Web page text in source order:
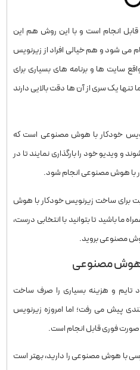
انجام است و با این روش هم این
می شود و هم خیالی افراد از زیرنویس
سایت ها و برنامه های بسیاری برای
یک سری از آن ها دقت بالایی دارند
خودکار با هوش مصنوعی است که
و ویدیو خود را بارگذاری نمایند تا در
با هوش مصنوعی انجام شود.
برای ساخت زیرنویس خودکار با هوش
ما باشید تا بتوانید با انتخابی درست،
مصنوعی بروید.
هوش مصنوعی
و هزینه بسیاری را صرف ساخت
پیش می رفت؛ اما امروزه زیرنویس
فوری قابل انجام است.
با هوش مصنوعی را دارید، بهتر است